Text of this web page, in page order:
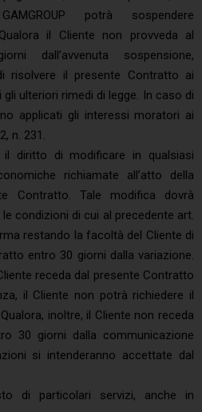
potrà sospendere
il Cliente non provveda al
dall’avvenuta sospensione,
risolvere il presente Contratto ai
gli ulteriori rimedi di legge. In caso di
applicati gli interessi moratori ai
n. 231.
il diritto di modificare in qualsiasi
richiamate all’atto della
Contratto. Tale modifica dovrà
condizioni di cui al precedente art.
restando la facoltà del Cliente di
entro 30 giorni dalla variazione.
receda dal presente Contratto
il Cliente non potrà richiedere il
inoltre, il Cliente non receda
30 giorni dalla communicazione
si intenderanno accettate dal
di particolari servizi, anche in